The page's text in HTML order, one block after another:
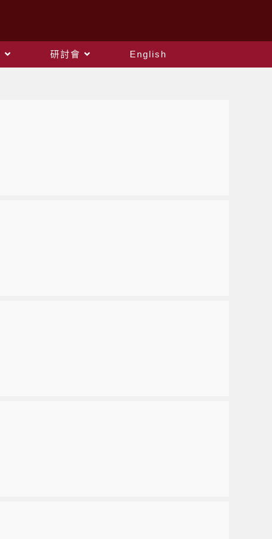
研討會
English